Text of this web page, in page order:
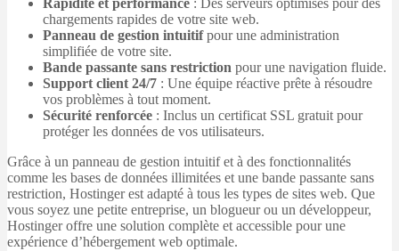
chargements rapides de votre site web.
Panneau de gestion intuitifpour une administration
simplifiée de votre site.
Bande passante sans restriction pour une navigation fluide.
Support client 24/7 : Une équipe réactive prête à résoudre
vos problèmes à tout moment.
Sécurité renforcée : Inclus un certificat SSL gratuit pour
protéger les données de vos utilisateurs.
Grâce à un panneau de gestion intuitif et à des fonctionnalités
comme les bases de données illimitées et une bande passante sans
restriction, Hostinger est adapté à tous les types de sites web. Que
vous soyez une petite entreprise, un blogueur ou un développeur,
Hostinger offre une solution complète et accessible pour une
expérience d’hébergement web optimale.